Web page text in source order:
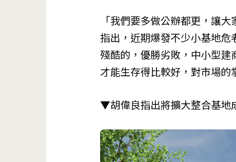
「我們要多做公辦都更，讓
指出，近期爆發不少小基地
殘酷的，優勝劣敗，中小型
才能生存得比較好，對市場的
▼胡偉良指出將擴大整合基地